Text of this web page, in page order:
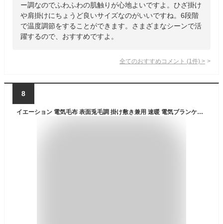
ー調なのでふわふわの肌触りが心地よいですよ。ひざ掛け
や肩掛けにちょうど良いサイズなのがいいですね。6段階
で温度調節をすることができます。さまざまなシーンで活
躍するので、おすすめですよ。
全てのおすすめコメント (1 件) >
8
イエーション 電気毛布 表面兎毛調 掛け敷き兼用 速暖 電気ブランケット 5段階温度調整 4段階タイマー 頭寒足熱配線 洗える ダニ退治 室温センサー 电热毯 膝肩掛け 防寒対策 暖房器具 節電省エネ 安全保護 キャンプ 140×80cm シングル ミルクティーカラー